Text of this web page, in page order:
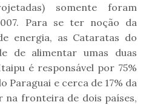
somente foram
Para se ter noção da
energia, as Cataratas do
de alimentar umas duas
é responsável por 75%
Paraguai e cerca de 17% da
na fronteira de dois países,